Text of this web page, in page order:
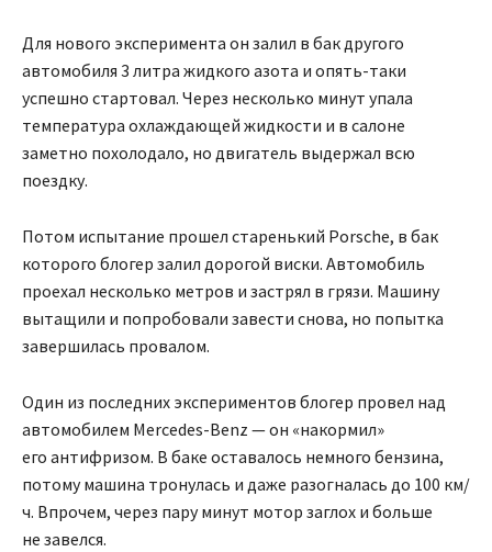
Для нового эксперимента он залил в бак другого
автомобиля 3 литра жидкого азота и опять-таки
успешно стартовал. Через несколько минут упала
температура охлаждающей жидкости и в салоне
заметно похолодало, но двигатель выдержал всю
поездку.
Потом испытание прошел старенький Porsche, в бак
которого блогер залил дорогой виски. Автомобиль
проехал несколько метров и застрял в грязи. Машину
вытащили и попробовали завести снова, но попытка
завершилась провалом.
Один из последних экспериментов блогер провел над
автомобилем Mercedes-Benz — он «накормил»
его антифризом. В баке оставалось немного бензина,
потому машина тронулась и даже разогналась до 100 км/
ч. Впрочем, через пару минут мотор заглох и больше
не завелся.